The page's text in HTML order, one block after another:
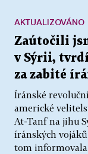
Zaútočili
v Sýrii,
za zabité
Íránské
americké
At-Tanf na jihu
íránských
tom
AKTUALIZOVÁNO